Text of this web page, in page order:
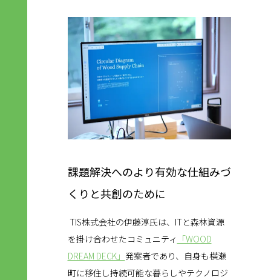
課題解決へのより有効な仕組みづ
くりと共創のために
TIS株式会社の伊藤淳氏は、ITと森林資源
を掛け合わせたコミュニティ 「WOOD
DREAM DECK」 発案者であり、自身も横瀬
町に移住し持続可能な暮らしやテクノロジ